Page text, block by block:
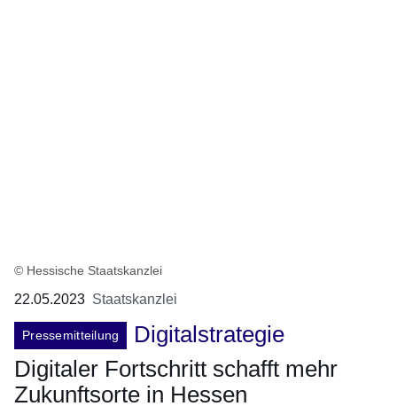
© Hessische Staatskanzlei
22.05.2023 Staatskanzlei
Pressemitteilung
Digitalstrategie
Digitaler Fortschritt schafft mehr
Zukunftsorte in Hessen